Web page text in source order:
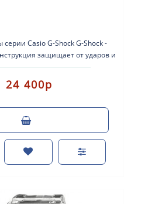
Casio G-Shock G-Shock -
защищает от ударов и
Кварцевы..
24 400р